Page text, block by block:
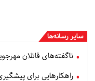
سایر رسانه‌ها
ناگفته‌های قاتلان
راهکارهایی برای پیشگیری